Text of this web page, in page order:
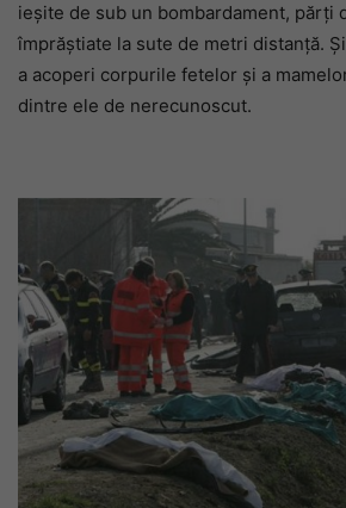
ieșite de sub un bombardament, părți
împrăștiate la sute de metri distanță.
a acoperi corpurile fetelor și a
dintre ele de nerecunoscut.